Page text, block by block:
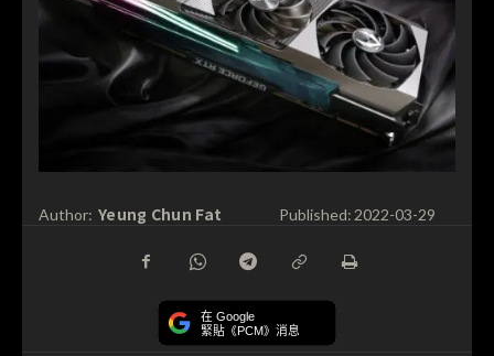
Author: Yeung Chun Fat Published:2022-03-29
在 Google
緊貼《PCM》消息